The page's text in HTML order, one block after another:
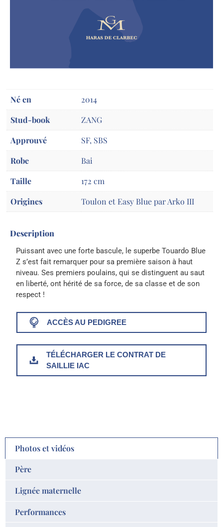
Né en
2014
Stud-book
ZANG
Approuvé
SF, SBS
Robe
Bai
Taille
172 cm
Origines
Toulon et Easy Blue par Arko III
Description
Puissant avec une forte bascule, le superbe Touardo Blue
Z s’est fait remarquer pour sa première saison à haut
niveau. Ses premiers poulains, qui se distinguent au saut
en liberté, ont hérité de sa force, de sa classe et de son
respect !
ACCÈS AU PEDIGREE
TÉLÉCHARGER LE CONTRAT DE
SAILLIE IAC
Photos et vidéos
Père
Lignée maternelle
Performances